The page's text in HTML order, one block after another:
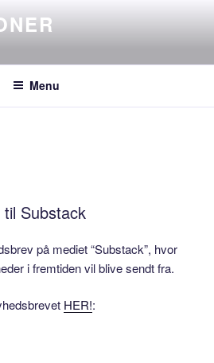
Menu
Substack
på mediet “Substack”, hvor
i fremtiden vil blive sendt fra.
HER!: